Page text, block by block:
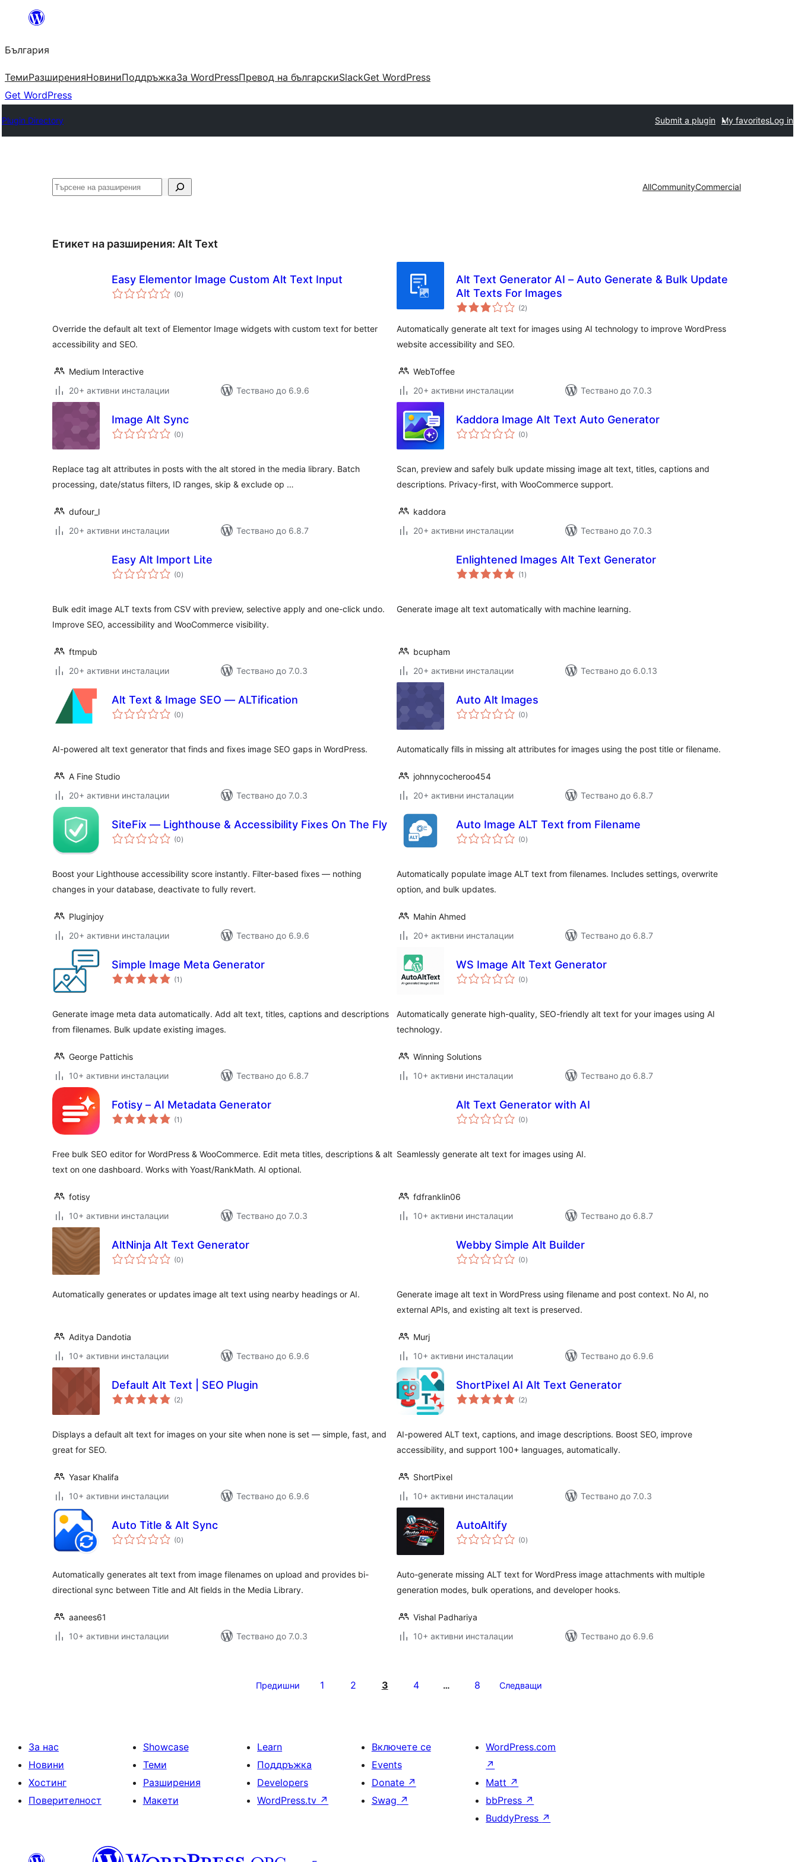
България
ТемиРазширенияНовиниПоддръжкаЗа WordPressПревод на българскиSlackGet WordPress
Get WordPress
Plugin Directory Submit a plugin My favoritesLog in
Търсене AllCommunityCommercial
Етикет на разширения: Alt Text
Easy Elementor Image Custom Alt Text Input
(0общо
оценки
)
Override the default alt text of Elementor Image widgets with custom text for better
accessibility and SEO.
Medium Interactive
20+ активни инсталации
Тествано до 6.9.6
Alt Text Generator AI – Auto Generate & Bulk Update
Alt Texts For Images
(2общо
оценки
)
Automatically generate alt text for images using AI technology to improve WordPress
website accessibility and SEO.
WebToffee
20+ активни инсталации
Тествано до 7.0.3
Image Alt Sync
(0общо
оценки
)
Replace tag alt attributes in posts with the alt stored in the media library. Batch
processing, date/status filters, ID ranges, skip & exclude op …
dufour_l
20+ активни инсталации
Тествано до 6.8.7
Kaddora Image Alt Text Auto Generator
(0общо
оценки
)
Scan, preview and safely bulk update missing image alt text, titles, captions and
descriptions. Privacy-first, with WooCommerce support.
kaddora
20+ активни инсталации
Тествано до 7.0.3
Easy Alt Import Lite
(0общо
оценки
)
Bulk edit image ALT texts from CSV with preview, selective apply and one-click undo.
Improve SEO, accessibility and WooCommerce visibility.
ftmpub
20+ активни инсталации
Тествано до 7.0.3
Enlightened Images Alt Text Generator
(1 общо
оценки
)
Generate image alt text automatically with machine learning.
bcupham
20+ активни инсталации
Тествано до 6.0.13
Alt Text & Image SEO — ALTification
(0общо
оценки
)
AI-powered alt text generator that finds and fixes image SEO gaps in WordPress.
A Fine Studio
20+ активни инсталации
Тествано до 7.0.3
Auto Alt Images
(0общо
оценки
)
Automatically fills in missing alt attributes for images using the post title or filename.
johnnycocheroo454
20+ активни инсталации
Тествано до 6.8.7
SiteFix — Lighthouse & Accessibility Fixes On The Fly
(0общо
оценки
)
Boost your Lighthouse accessibility score instantly. Filter-based fixes — nothing
changes in your database, deactivate to fully revert.
Pluginjoy
20+ активни инсталации
Тествано до 6.9.6
Auto Image ALT Text from Filename
(0общо
оценки
)
Automatically populate image ALT text from filenames. Includes settings, overwrite
option, and bulk updates.
Mahin Ahmed
20+ активни инсталации
Тествано до 6.8.7
Simple Image Meta Generator
(1 общо
оценки
)
Generate image meta data automatically. Add alt text, titles, captions and descriptions
from filenames. Bulk update existing images.
George Pattichis
10+ активни инсталации
Тествано до 6.8.7
WS Image Alt Text Generator
(0общо
оценки
)
Automatically generate high-quality, SEO-friendly alt text for your images using AI
technology.
Winning Solutions
10+ активни инсталации
Тествано до 6.8.7
Fotisy – AI Metadata Generator
(1 общо
оценки
)
Free bulk SEO editor for WordPress & WooCommerce. Edit meta titles, descriptions & alt
text on one dashboard. Works with Yoast/RankMath. AI optional.
fotisy
10+ активни инсталации
Тествано до 7.0.3
Alt Text Generator with AI
(0общо
оценки
)
Seamlessly generate alt text for images using AI.
fdfranklin06
10+ активни инсталации
Тествано до 6.8.7
AltNinja Alt Text Generator
(0общо
оценки
)
Automatically generates or updates image alt text using nearby headings or AI.
Aditya Dandotia
10+ активни инсталации
Тествано до 6.9.6
Webby Simple Alt Builder
(0общо
оценки
)
Generate image alt text in WordPress using filename and post context. No AI, no
external APIs, and existing alt text is preserved.
Murj
10+ активни инсталации
Тествано до 6.9.6
Default Alt Text | SEO Plugin
(2общо
оценки
)
Displays a default alt text for images on your site when none is set — simple, fast, and
great for SEO.
Yasar Khalifa
10+ активни инсталации
Тествано до 6.9.6
ShortPixel AI Alt Text Generator
(2общо
оценки
)
AI-powered ALT text, captions, and image descriptions. Boost SEO, improve
accessibility, and support 100+ languages, automatically.
ShortPixel
10+ активни инсталации
Тествано до 7.0.3
Auto Title & Alt Sync
(0общо
оценки
)
Automatically generates alt text from image filenames on upload and provides bi-
directional sync between Title and Alt fields in the Media Library.
aanees61
10+ активни инсталации
Тествано до 7.0.3
AutoAltify
(0общо
оценки
)
Auto-generate missing ALT text for WordPress image attachments with multiple
generation modes, bulk operations, and developer hooks.
Vishal Padhariya
10+ активни инсталации
Тествано до 6.9.6
Предишни 1 2 3 4 … 8 Следващи
За нас
Новини
Хостинг
Поверителност
Showcase
Теми
Разширения
Макети
Learn
Поддръжка
Developers
WordPress.tv ↗
Включете се
Events
Donate ↗
Swag ↗
WordPress.com
↗
Matt ↗
bbPress ↗
BuddyPress ↗